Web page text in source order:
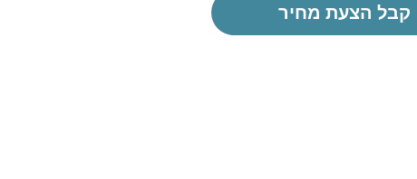
קבל הצעת מחיר